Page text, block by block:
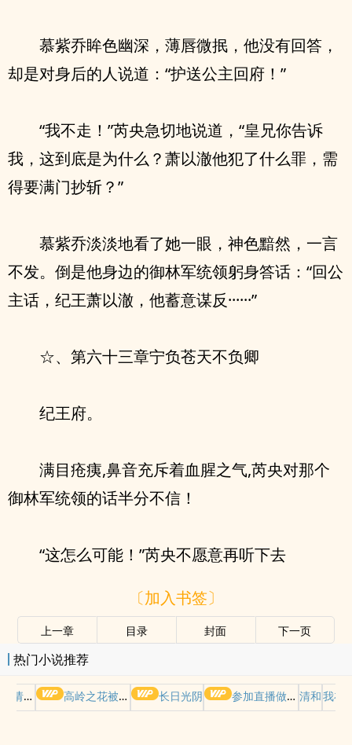
慕紫乔眸色幽深，薄唇微抿，他没有回答，
却是对身后的人说道：“护送公主回府！”
“我不走！”芮央急切地说道，“皇兄你告诉
我，这到底是为什么？萧以澈他犯了什么罪，需
得要满门抄斩？”
慕紫乔淡淡地看了她一眼，神色黯然，一言
不发。倒是他身边的御林军统领躬身答话：“回公
主话，纪王萧以澈，他蓄意谋反······”
☆、第六十三章宁负苍天不负卿
纪王府。
满目疮痍,鼻音充斥着血腥之气,芮央对那个
御林军统领的话半分不信！
“这怎么可能！”芮央不愿意再听下去
〔加入书签〕
上一章 目录 封面 下一页
热门小说推荐
摆好 高岭之花被权贵轮了后 长日光阴 参加直播做爱综艺后我火了(NPH) 清和我在